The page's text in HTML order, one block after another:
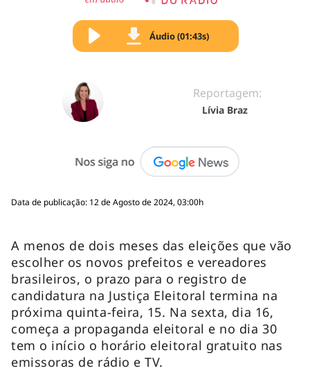
Áudio (01:43s)
Reportagem:
Lívia Braz
Data de publicação: 12 de Agosto de 2024, 03:00h
A menos de dois meses das eleições que vão
escolher os novos prefeitos e vereadores
brasileiros, o prazo para o registro de
candidatura na Justiça Eleitoral termina na
próxima quinta-feira, 15. Na sexta, dia 16,
começa a propaganda eleitoral e no dia 30
tem o início o horário eleitoral gratuito nas
emissoras de rádio e TV.